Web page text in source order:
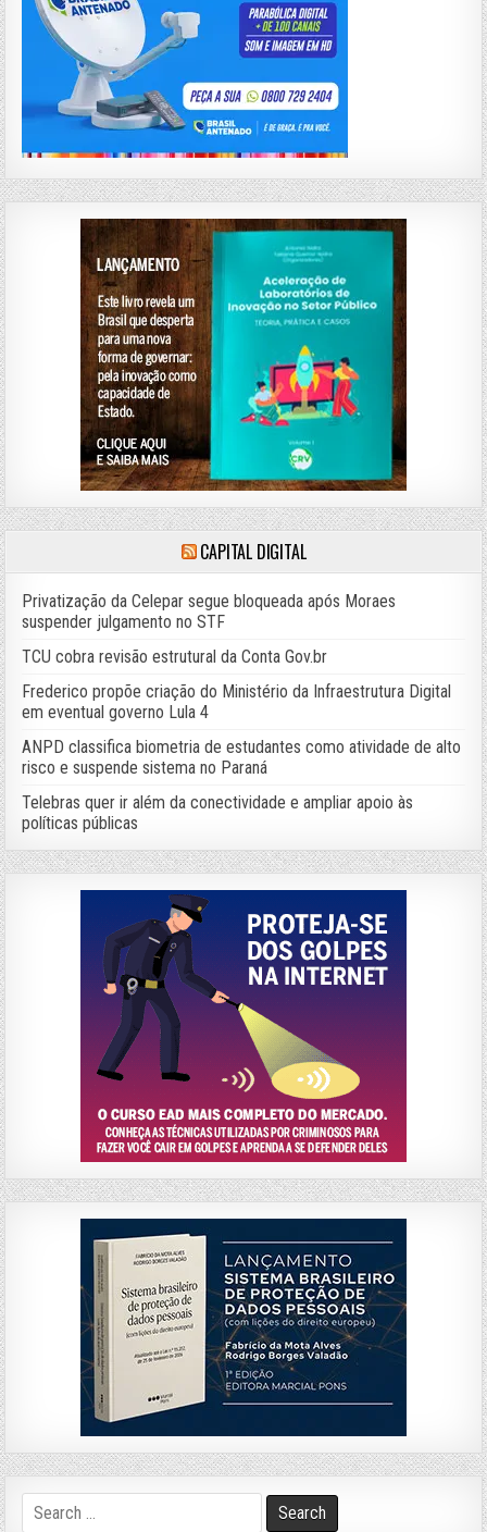
CAPITAL DIGITAL
Privatização da Celepar segue bloqueada após Moraes
suspender julgamento no STF
TCU cobra revisão estrutural da Conta Gov.br
Frederico propõe criação do Ministério da Infraestrutura Digital
em eventual governo Lula 4
ANPD classifica biometria de estudantes como atividade de alto
risco e suspende sistema no Paraná
Telebras quer ir além da conectividade e ampliar apoio às
políticas públicas
Search
for: